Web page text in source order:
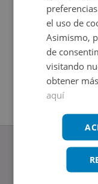
Local Comercial en
Impuestos no
el uso de
Asimismo,
de
visitando
obtener
aquí